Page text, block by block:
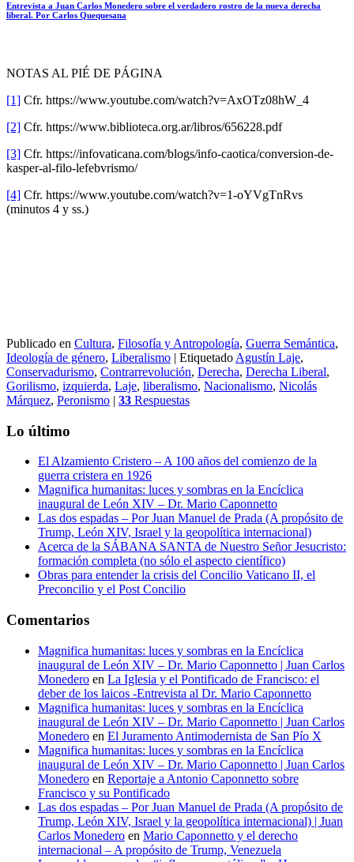
Entrevista a Juan Carlos Monedero sobre el verdadero rostro de la nueva derecha
liberal. Por Carlos Quequesana
NOTAS AL PIÉ DE PÁGINA
[1] Cfr. https://www.youtube.com/watch?v=AxOTz08hW_4
[2] Cfr. https://www.biblioteca.org.ar/libros/656228.pdf
[3] Cfr. https://infovaticana.com/blogs/info-caotica/conversion-de-
kasper-al-filo-lefebvrismo/
[4] Cfr. https://www.youtube.com/watch?v=1-oYVgTnRvs
(minutos 4 y ss.)
Publicado en Cultura, Filosofía y Antropología, Guerra Semántica,
Ideología de género, Liberalismo | Etiquetado Agustín Laje,
Conservadurismo, Contrarrevolución, Derecha, Derecha Liberal,
Gorilismo, izquierda, Laje, liberalismo, Nacionalismo, Nicolás
Márquez, Peronismo | 33 Respuestas
Lo último
El Alzamiento Cristero – A 100 años del comienzo de la
guerra cristera en 1926
Magnifica humanitas: luces y sombras en la Encíclica
inaugural de León XIV – Dr. Mario Caponnetto
Las dos espadas – Por Juan Manuel de Prada (A propósito de
Trump, León XIV, Israel y la geopolítica internacional)
Acerca de la SÁBANA SANTA de Nuestro Señor Jesucristo:
formación completa (no sólo el aspecto científico)
Obras para entender la crisis del Concilio Vaticano II, el
Preconcilio y el Post Concilio
Comentarios
Magnifica humanitas: luces y sombras en la Encíclica
inaugural de León XIV – Dr. Mario Caponnetto | Juan Carlos
Monedero en La Iglesia y el Pontificado de Francisco: el
deber de los laicos -Entrevista al Dr. Mario Caponnetto
Magnifica humanitas: luces y sombras en la Encíclica
inaugural de León XIV – Dr. Mario Caponnetto | Juan Carlos
Monedero en El Juramento Antimodernista de San Pío X
Magnifica humanitas: luces y sombras en la Encíclica
inaugural de León XIV – Dr. Mario Caponnetto | Juan Carlos
Monedero en Reportaje a Antonio Caponnetto sobre
Francisco y su Pontificado
Las dos espadas – Por Juan Manuel de Prada (A propósito de
Trump, León XIV, Israel y la geopolítica internacional) | Juan
Carlos Monedero en Mario Caponnetto y el derecho
internacional – A propósito de Trump, Venezuela